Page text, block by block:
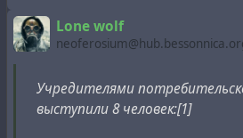
предпринимателей деньги на
около Геленджика[3].
С 2003 года его старший
крупнейший в России
Lone wolf
Учредителями
выступили 8 человек:[1]